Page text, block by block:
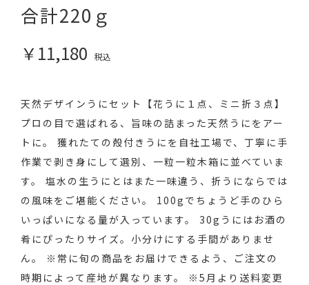
合計220ｇ
￥11,180 税込
天然デザインうにセット【花うに１点、ミニ折３点】
プロの目で選ばれる、旨味の詰まった天然うにをアー
トに。 獲れたての殻付きうにを自社工場で、丁寧に手
作業で剥き身にして選別、一粒一粒木箱に並べていま
す。 塩水の生うにとはまた一味違う、折うにならでは
の風味をご堪能ください。 100gでちょうど手のひら
いっぱいになる量が入っています。 30gうにはお酒の
肴にぴったりサイズ。小分けにする手間がありませ
ん。 ※常に旬の商品をお届けできるよう、ご注文の
時期によって産地が異なります。 ※5月より送料変更